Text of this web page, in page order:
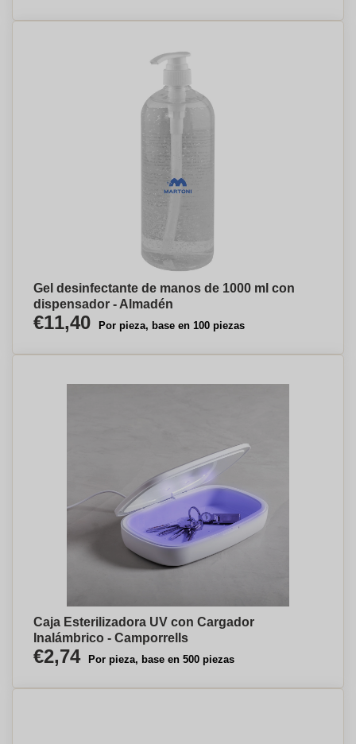
Gel desinfectante de manos de 1000 ml con
dispensador - Almadén
€11,40 Por pieza, base en 100 piezas
Caja Esterilizadora UV con Cargador
Inalámbrico - Camporrells
€2,74 Por pieza, base en 500 piezas